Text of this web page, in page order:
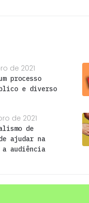
de 2021
processo
e diverso
de 2021
de
ajudar na
a audiência